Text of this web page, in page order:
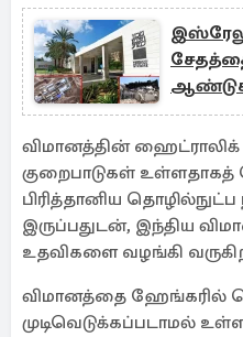
விமானத்தின்
குறைபாடுகள் உள்ளதாகத்
பிரித்தானிய
இருப்பதுடன், இந்திய
உதவிகளை வழங்கி
விமானத்தை ஹேங்கரில்
முடிவெடுக்கப்படாமல்